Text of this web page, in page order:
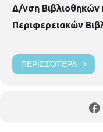
Δ/νση
Περιφερειακών
ΠΕΡΙΣΣΌΤΕΡΑ